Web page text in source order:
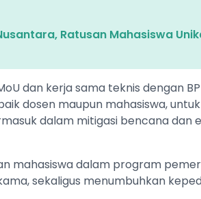
Ratusan Mahasiswa
dan kerja sama teknis dengan
dosen maupun mahasiswa,
dalam mitigasi bencana dan
mahasiswa dalam program
sekaligus menumbuhkan